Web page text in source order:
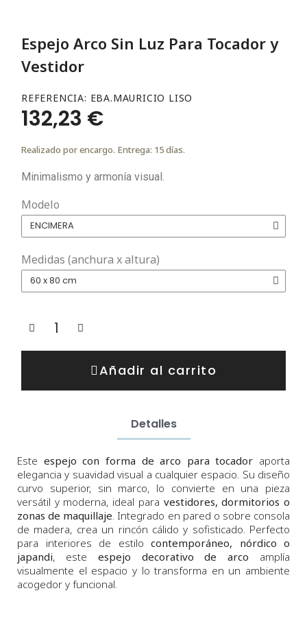
Espejo Arco Sin Luz Para Tocador y
Vestidor
REFERENCIA EBA.MAURICIO LISO
132,23 €
Realizado por encargo. Entrega: 15 días.
Minimalismo y armonía visual.
Modelo
Medidas (anchura x altura)
Añadir al carrito
Detalles
Este espejo con forma de arco para tocador aporta
elegancia y suavidad visual a cualquier espacio. Su diseño
curvo superior, sin marco, lo convierte en una pieza
versátil y moderna, ideal para vestidores, dormitorios o
zonas de maquillaje . Integrado en pared o sobre consola
de madera, crea un rincón cálido y sofisticado. Perfecto
para interiores de estilo contemporáneo, nórdico o
japandi, este espejo decorativo de arco amplía
visualmente el espacio y lo transforma en un ambiente
acogedor y funcional.